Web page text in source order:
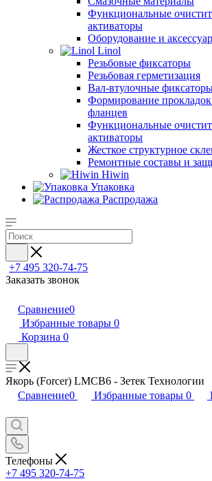
Функциональные
активаторы
Оборудование и
Linol
Резьбовые фиксаторы
Резьбовая герметизация
Вал-втулочные
Формирование прокладок
фланцев
Функциональные
активаторы
Жесткое структурное
Ремонтные составы и
Hiwin
Упаковка
Распродажа
+7 495 320-74-75
Заказать звонок
Сравнение0
Избранные товары 0
Корзина 0
Якорь (Forcer) LMCB6 - Зетек Технологии
Сравнение0 Избранные товары 0
Телефоны
+7 495 320-74-75